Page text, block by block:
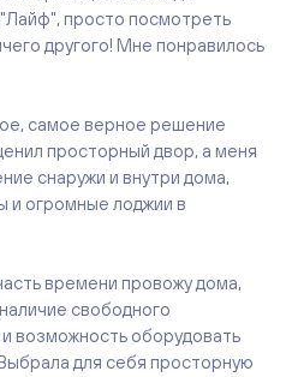
просто посмотреть
другого! Мне понравилось
самое верное решение
просторный двор, а меня
снаружи и внутри дома,
и огромные лоджии в
времени провожу дома,
свободного
возможность оборудовать
для себя просторную